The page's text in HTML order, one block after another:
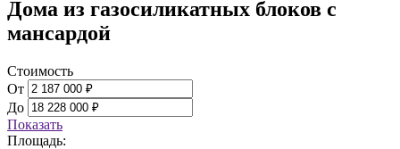
Дома из газосиликатных блоков с
мансардой
Стоимость
От
До
Показать
Площадь: